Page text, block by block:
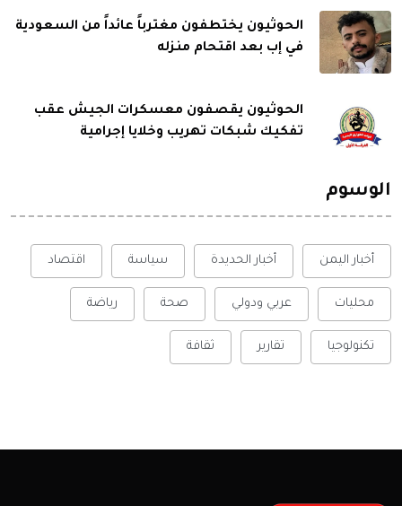
الحوثيون يختطفون مغترباً عائداً من السعودية
في إب بعد اقتحام منزله
الحوثيون يقصفون معسكرات الجيش عقب
تفكيك شبكات تهريب وخلايا إجرامية
الوسوم
أخبار اليمن أخبار الحديدة سياسة اقتصاد
محليات عربي ودولي صحة رياضة
تكنولوجيا تقارير ثقافة